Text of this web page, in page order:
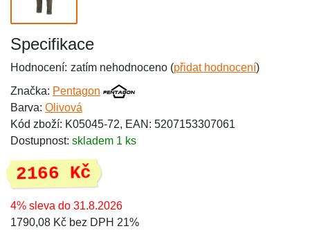
Specifikace
Hodnocení: zatím nehodnoceno (přidat hodnocení)
Značka: Pentagon
Barva: Olivová
Kód zboží: K05045-72, EAN: 5207153307061
Dostupnost: skladem 1 ks
2166 Kč
4% sleva do 31.8.2026
1790,08 Kč bez DPH 21%